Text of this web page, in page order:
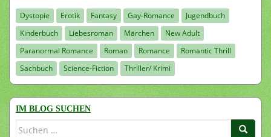
Dystopie Erotik Fantasy Gay-Romance
Jugendbuch
Kinderbuch
Liebesroman Märchen
New Adult
Paranormal Romance
Roman Romance
Romantic Thrill
Sachbuch
Science-Fiction Thriller/ Krimi
IM BLOG SUCHEN
Suchen